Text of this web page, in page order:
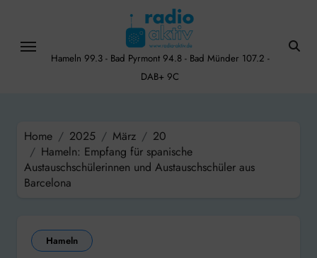
content
Hameln 99.3 - Bad Pyrmont 94.8 - Bad Münder 107.2 -
DAB+ 9C
Home 2025 März
20
Hameln: Empfang für spanische
Austauschschülerinnen und Austauschschüler aus
Barcelona
Hameln